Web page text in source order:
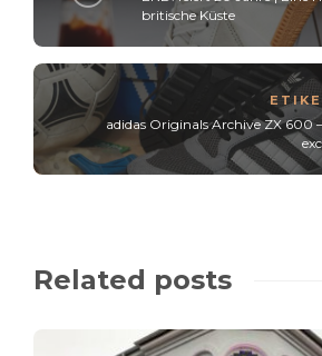
britische Küste
adidas Originals Archive ZX 600
Related posts